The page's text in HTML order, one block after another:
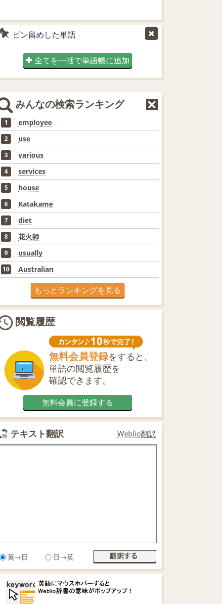
ピン留めした単語
全てを一括で単語帳に追加
みんなの検索ランキング
1 employee
2 use
3 various
4 services
5 house
6 Katakame
7 diet
8 花火師
9 usually
10 Australian
もっとランキングを見る
閲覧履歴
無料会員登録をすると、
単語の閲覧履歴を
確認できます。
無料会員に登録する
テキスト翻訳 Weblio翻訳
英→日 日→英